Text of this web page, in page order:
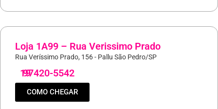
Loja 1A99 – Rua Verissimo Prado
Rua Veríssimo Prado, 156 - Pallu São Pedro/SP
19
97420-5542
COMO CHEGAR